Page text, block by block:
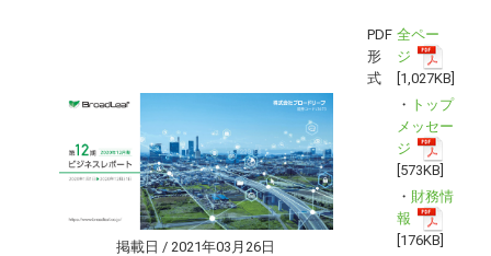
掲載日 / 2021年03月26日
PDF
形
式
全ペー
ジ
[1,027KB]
・ トップ
メッセー
ジ
[573KB]
・ 財務情
報
[176KB]